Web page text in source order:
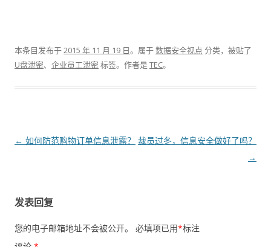
本条目发布于2015 年 11 月 19 日。属于数据安全视点 分类，被贴了
U盘泄密、 企业员工泄密标签。 作者是TEC。
文章导航
← 如何防范购物订单信息泄露？ 裁员过冬，信息安全做好了吗？
→
发表回复
您的电子邮箱地址不会被公开。 必填项已用*标注